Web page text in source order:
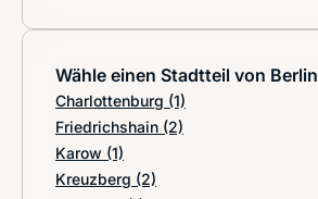
Wähle einen Stadtteil von Berlin
Charlottenburg (1)
Friedrichshain (2)
Karow (1)
Kreuzberg (2)